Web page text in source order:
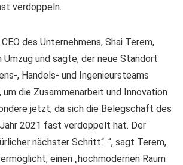
verdoppeln.
des Unternehmens, Shai Terem,
und sagte, der neue Standort
, Handels- und Ingenieursteams
um die Zusammenarbeit und Innovation
jetzt, da sich die Belegschaft des
2021 fast verdoppelt hat. Der
nächster Schritt“. “, sagt Terem,
einen „hochmodernen Raum